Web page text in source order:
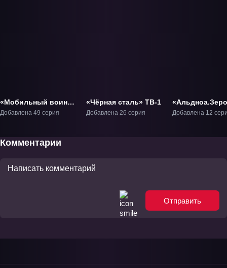
«Мобильный воин
Гандам: Дубль-вэ»
Добавлена 49 серия
«Чёрная сталь» ТВ-1
Добавлена 26 серия
ТВ-1
Добавлена 12
Комментарии
Отправить